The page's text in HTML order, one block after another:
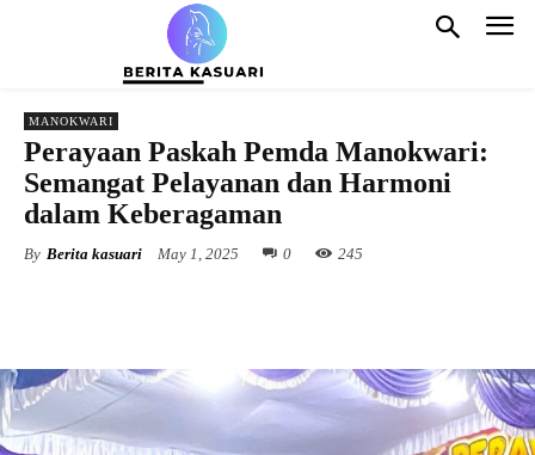
MANOKWARI
Perayaan Paskah Pemda Manokwari:
Semangat Pelayanan dan Harmoni
dalam Keberagaman
By Berita kasuari May 1, 2025 0 245